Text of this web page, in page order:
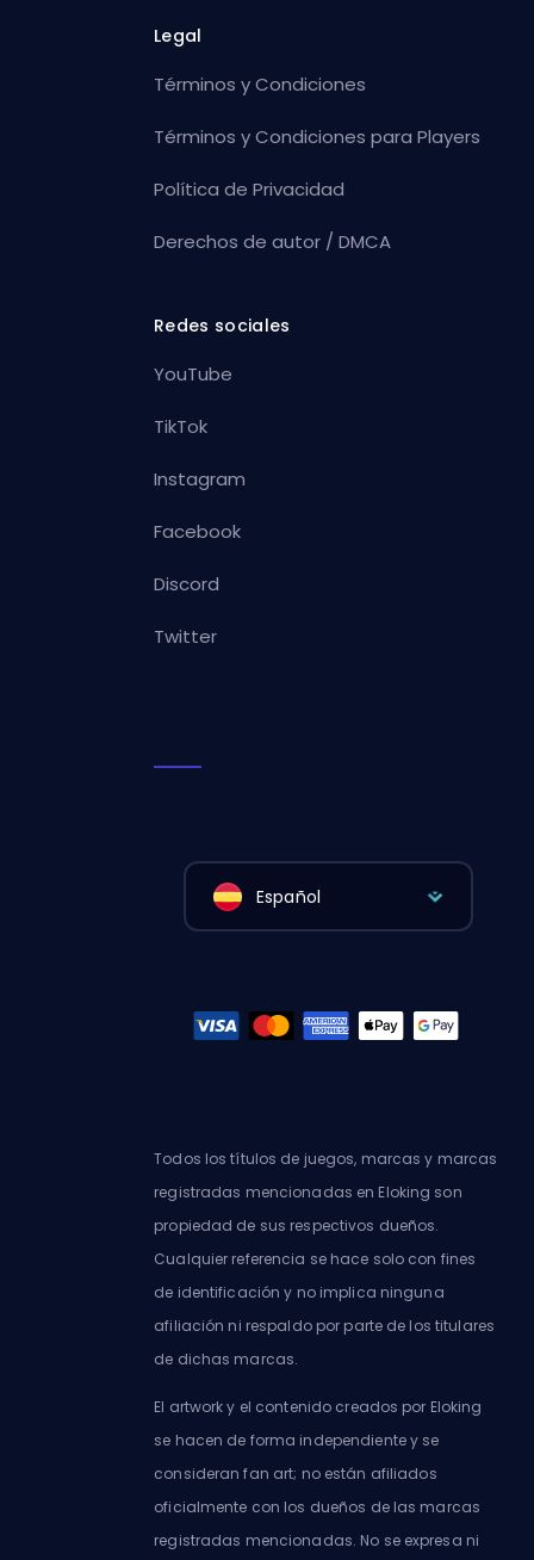
Legal
Términos y Condiciones
Términos y Condiciones para Players
Política de Privacidad
Derechos de autor / DMCA
Redes sociales
YouTube
TikTok
Instagram
Facebook
Discord
Twitter
Español
Todos los títulos de juegos, marcas y marcas
registradas mencionadas en Eloking son
propiedad de sus respectivos dueños.
Cualquier referencia se hace solo con fines
de identificación y no implica ninguna
afiliación ni respaldo por parte de los titulares
de dichas marcas.
El artwork y el contenido creados por Eloking
se hacen de forma independiente y se
consideran fan art; no están afiliados
oficialmente con los dueños de las marcas
registradas mencionadas. No se expresa ni